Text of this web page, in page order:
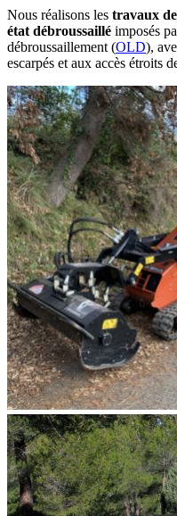
Nous réalisons les travaux
état débroussaillé imposés
débroussaillement (OLD),
escarpés et aux accès étroits